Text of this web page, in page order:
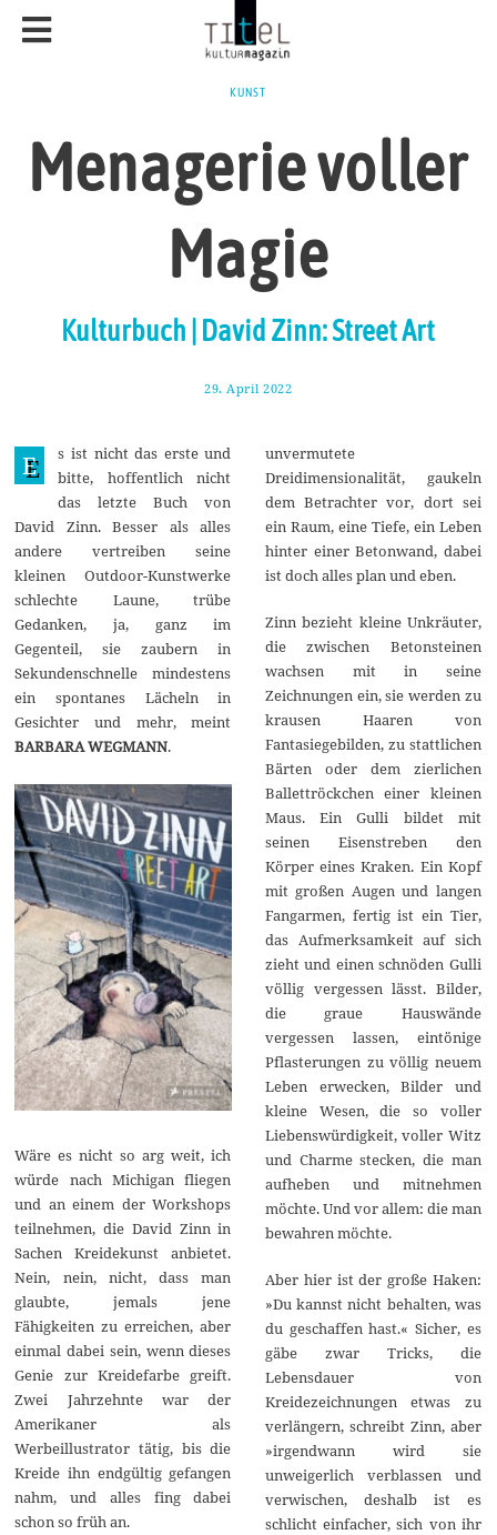
KUNST
Menagerie voller
Magie
Kulturbuch | David Zinn: Street Art
29. April 2022
i
2
0
2
2
E
s ist nicht das erste und
bitte, hoffentlich nicht
das letzte Buch von
David Zinn. Besser als alles
andere vertreiben seine
kleinen Outdoor-Kunstwerke
schlechte Laune, trübe
Gedanken, ja, ganz im
Gegenteil, sie zaubern in
Sekundenschnelle mindestens
ein spontanes Lächeln in
Gesichter und mehr, meint
BARBARA WEGMANN.
Wäre es nicht so arg weit, ich
würde nach Michigan fliegen
und an einem der Workshops
teilnehmen, die David Zinn in
Sachen Kreidekunst anbietet.
Nein, nein, nicht, dass man
glaubte, jemals jene
Fähigkeiten zu erreichen, aber
einmal dabei sein, wenn dieses
Genie zur Kreidefarbe greift.
Zwei Jahrzehnte war der
Amerikaner als
Werbeillustrator tätig, bis die
Kreide ihn endgültig gefangen
nahm, und alles fing dabei
schon so früh an.
unvermutete
Dreidimensionalität, gaukeln
dem Betrachter vor, dort sei
ein Raum, eine Tiefe, ein Leben
hinter einer Betonwand, dabei
ist doch alles plan und eben.
Zinn bezieht kleine Unkräuter,
die zwischen Betonsteinen
wachsen mit in seine
Zeichnungen ein, sie werden zu
krausen Haaren von
Fantasiegebilden, zu stattlichen
Bärten oder dem zierlichen
Ballettröckchen einer kleinen
Maus. Ein Gulli bildet mit
seinen Eisenstreben den
Körper eines Kraken. Ein Kopf
mit großen Augen und langen
Fangarmen, fertig ist ein Tier,
das Aufmerksamkeit auf sich
zieht und einen schnöden Gulli
völlig vergessen lässt. Bilder,
die graue Hauswände
vergessen lassen, eintönige
Pflasterungen zu völlig neuem
Leben erwecken, Bilder und
kleine Wesen, die so voller
Liebenswürdigkeit, voller Witz
und Charme stecken, die man
aufheben und mitnehmen
möchte. Und vor allem: die man
bewahren möchte.
Aber hier ist der große Haken:
»Du kannst nicht behalten, was
du geschaffen hast.« Sicher, es
gäbe zwar Tricks, die
Lebensdauer von
Kreidezeichnungen etwas zu
verlängern, schreibt Zinn, aber
»irgendwann wird sie
unweigerlich verblassen und
verwischen, deshalb ist es
schlicht einfacher, sich von ihr